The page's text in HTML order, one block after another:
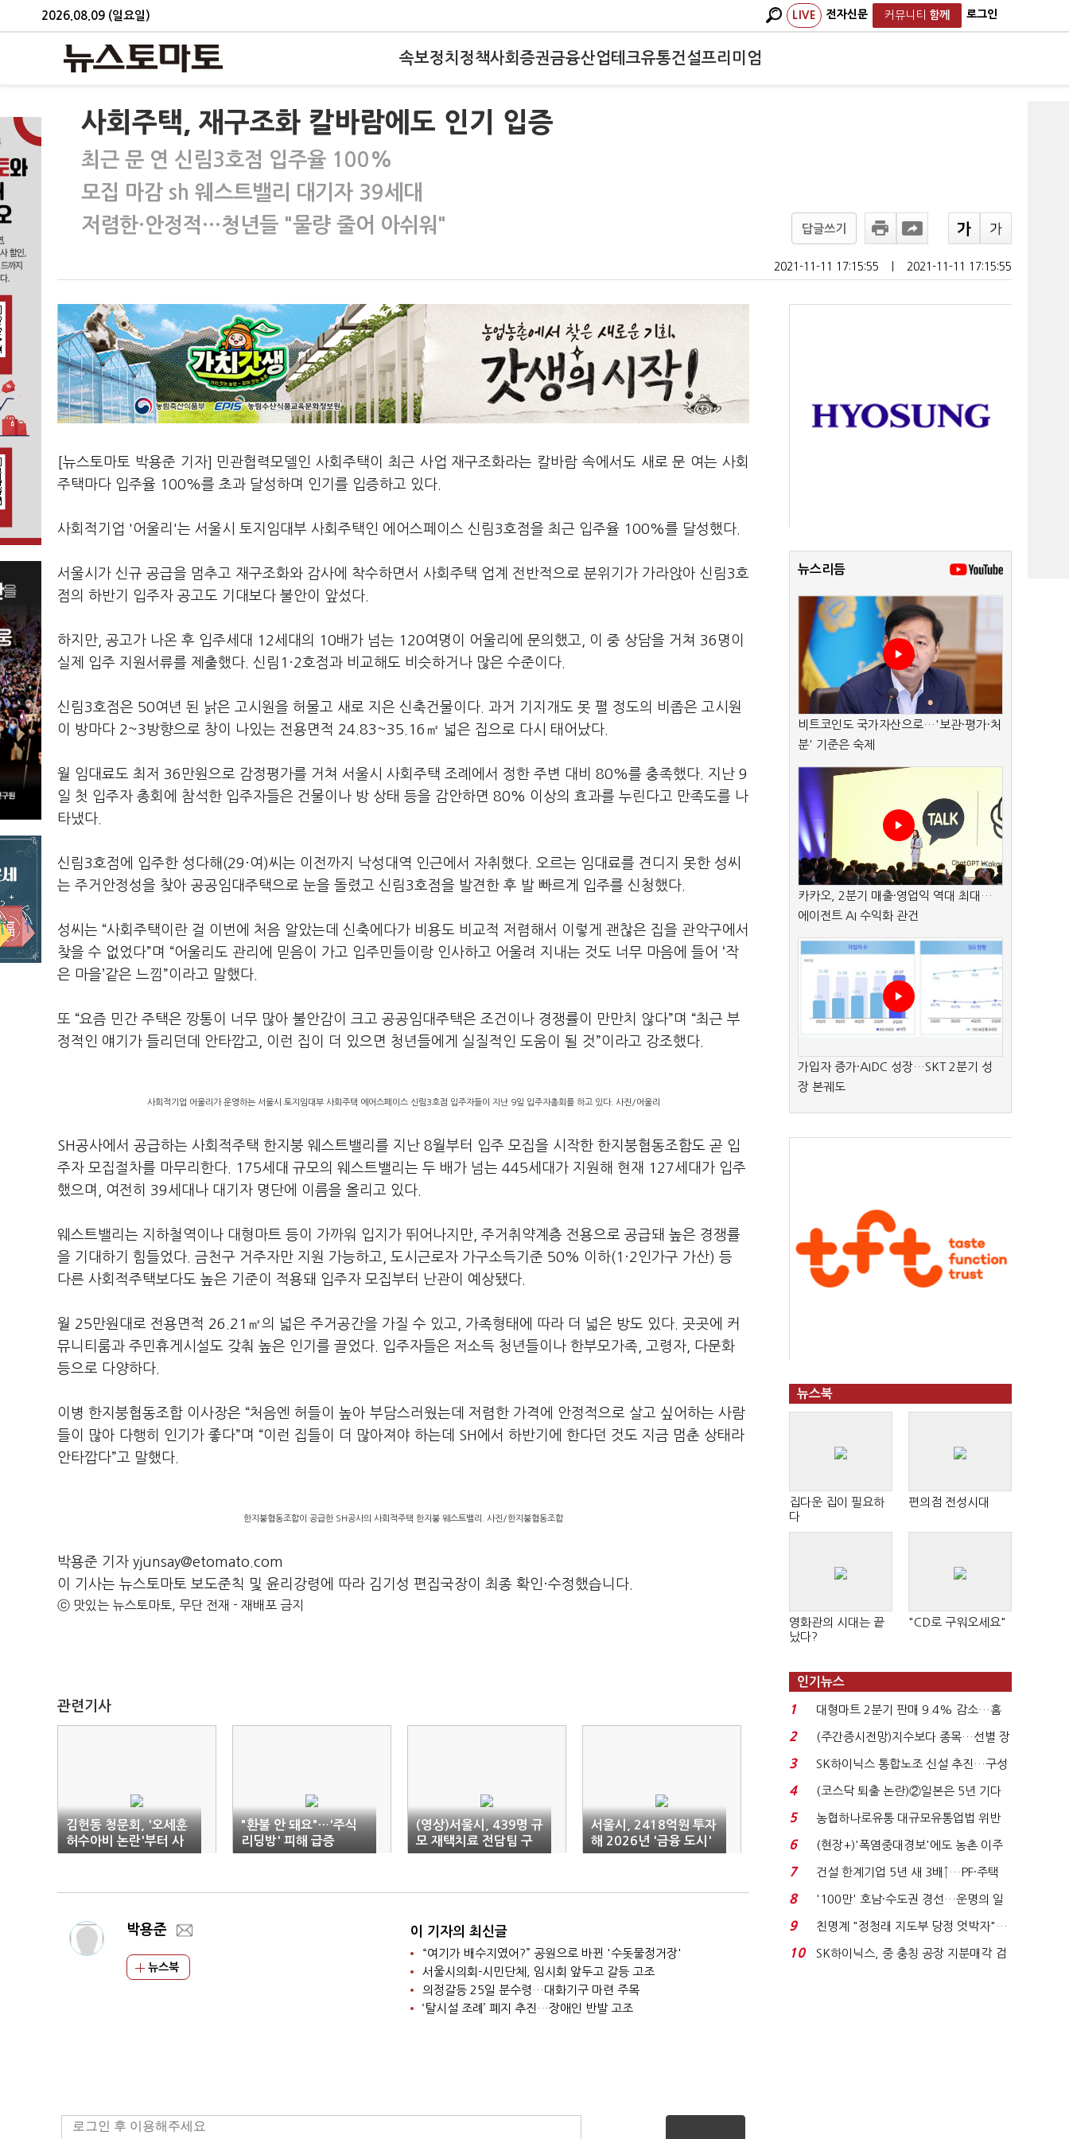
2026.08.09 (일요일) LIVE 전자신문 커뮤니티 함께 로그인
속보정치 정책사회 증권금융산업테크유통건설프리미엄
사회주택, 재구조화 칼바람에도 인기 입증
최근 문 연 신림3호점 입주율 100%
모집 마감 sh 웨스트밸리 대기자 39세대
저렴한·안정적…청년들 "물량 줄어 아쉬워"
답글쓰기
2021-11-11 17:15:55 2021-11-11 17:15:55
[뉴스토마토 박용준 기자] 민관협력모델인 사회주택이 최근 사업 재구조화라는 칼바람 속에서도 새로 문 여는 사회
주택마다 입주율 100%를 초과 달성하며 인기를 입증하고 있다.
사회적기업 '어울리'는 서울시 토지임대부 사회주택인 에어스페이스 신림3호점을 최근 입주율 100%를 달성했다.
서울시가 신규 공급을 멈추고 재구조화와 감사에 착수하면서 사회주택 업계 전반적으로 분위기가 가라앉아 신림3호
점의 하반기 입주자 공고도 기대보다 불안이 앞섰다.
하지만, 공고가 나온 후 입주세대 12세대의 10배가 넘는 120여명이 어울리에 문의했고, 이 중 상담을 거쳐 36명이
실제 입주 지원서류를 제출했다. 신림1·2호점과 비교해도 비슷하거나 많은 수준이다.
신림3호점은 50여년 된 낡은 고시원을 허물고 새로 지은 신축건물이다. 과거 기지개도 못 펼 정도의 비좁은 고시원
이 방마다 2~3방향으로 창이 나있는 전용면적 24.83~35.16㎡ 넓은 집으로 다시 태어났다.
월 임대료도 최저 36만원으로 감정평가를 거쳐 서울시 사회주택 조례에서 정한 주변 대비 80%를 충족했다. 지난 9
일 첫 입주자 총회에 참석한 입주자들은 건물이나 방 상태 등을 감안하면 80% 이상의 효과를 누린다고 만족도를 나
타냈다.
신림3호점에 입주한 성다해(29·여)씨는 이전까지 낙성대역 인근에서 자취했다. 오르는 임대료를 견디지 못한 성씨
는 주거안정성을 찾아 공공임대주택으로 눈을 돌렸고 신림3호점을 발견한 후 발 빠르게 입주를 신청했다.
성씨는 “사회주택이란 걸 이번에 처음 알았는데 신축에다가 비용도 비교적 저렴해서 이렇게 괜찮은 집을 관악구에서
찾을 수 없었다”며 “어울리도 관리에 믿음이 가고 입주민들이랑 인사하고 어울려 지내는 것도 너무 마음에 들어 ‘작
은 마을’같은 느낌”이라고 말했다.
또 “요즘 민간 주택은 깡통이 너무 많아 불안감이 크고 공공임대주택은 조건이나 경쟁률이 만만치 않다”며 “최근 부
정적인 얘기가 들리던데 안타깝고, 이런 집이 더 있으면 청년들에게 실질적인 도움이 될 것”이라고 강조했다.
사회적기업 어울리가 운영하는 서울시 토지임대부 사회주택 에어스페이스 신림3호점 입주자들이 지난 9일 입주자총회를 하고 있다. 사진/어울리
SH공사에서 공급하는 사회적주택 한지붕 웨스트밸리를 지난 8월부터 입주 모집을 시작한 한지붕협동조합도 곧 입
주자 모집절차를 마무리한다. 175세대 규모의 웨스트밸리는 두 배가 넘는 445세대가 지원해 현재 127세대가 입주
했으며, 여전히 39세대나 대기자 명단에 이름을 올리고 있다.
웨스트밸리는 지하철역이나 대형마트 등이 가까워 입지가 뛰어나지만, 주거취약계층 전용으로 공급돼 높은 경쟁률
을 기대하기 힘들었다. 금천구 거주자만 지원 가능하고, 도시근로자 가구소득기준 50% 이하(1·2인가구 가산) 등
다른 사회적주택보다도 높은 기준이 적용돼 입주자 모집부터 난관이 예상됐다.
월 25만원대로 전용면적 26.21㎡의 넓은 주거공간을 가질 수 있고, 가족형태에 따라 더 넓은 방도 있다. 곳곳에 커
뮤니티룸과 주민휴게시설도 갖춰 높은 인기를 끌었다. 입주자들은 저소득 청년들이나 한부모가족, 고령자, 다문화
등으로 다양하다.
이병 한지붕협동조합 이사장은 “처음엔 허들이 높아 부담스러웠는데 저렴한 가격에 안정적으로 살고 싶어하는 사람
들이 많아 다행히 인기가 좋다”며 “이런 집들이 더 많아져야 하는데 SH에서 하반기에 한다던 것도 지금 멈춘 상태라
안타깝다”고 말했다.
한지붕협동조합이 공급한 SH공사의 사회적주택 한지붕 웨스트밸리. 사진/한지붕협동조합
박용준 기자 yjunsay@etomato.com
이 기사는 뉴스토마토 보도준칙 및 윤리강령에 따라 김기성 편집국장이 최종 확인·수정했습니다.
ⓒ 맛있는 뉴스토마토, 무단 전재 - 재배포 금지
관련기사
김헌동 청문회, '오세훈
허수아비 논란'부터 사
퇴 요구까지
"환불 안 돼요"…'주식
리딩방' 피해 급증
(영상)서울시, 439명 규
모 재택치료 전담팀 구
성
서울시, 2418억원 투자
해 2026년 '금융 도시'
도약
박용준
뉴스북
이 기자의 최신글
“여기가 배수지였어?” 공원으로 바뀐 '수돗물정거장'
서울시의회-시민단체, 임시회 앞두고 갈등 고조
의정갈등 25일 분수령…대화기구 마련 주목
‘탈시설 조례’ 폐지 추진…장애인 반발 고조
뉴스리듬
비트코인도 국가자산으로…'보관·평가·처
분' 기준은 숙제
카카오, 2분기 매출·영업익 역대 최대…
에이전트 AI 수익화 관건
가입자 증가·AIDC 성장…SKT 2분기 성
장 본궤도
뉴스북
집다운 집이 필요하
다
편의점 전성시대
영화관의 시대는 끝
났다?
"CD로 구워오세요"
인기뉴스
1
대형마트 2분기 판매 9.4% 감소…홈
플러스 사태 여파...
2
(주간증시전망)지수보다 종목…선별 장
세 이어진다...
3
SK하이닉스 통합노조 신설 추진…구성
원 간 성과급 불...
4
(코스닥 퇴출 논란)②일본은 5년 기다
려주는데 우리는 ...
5
농협하나로유통 대규모유통업법 위반
적발…공정위, 과...
6
(현장+)'폭염중대경보'에도 농촌 이주
노동자는 강행군…'야...
7
건설 한계기업 5년 새 3배↑…PF·주택
침체에 재무 ...
8
'100만' 호남·수도권 경선…운명의 일
주일
9
친명계 "정청래 지도부 당정 엇박자"…
친청계 "신천지 오...
10
SK하이닉스, 중 충칭 공장 지분매각 검